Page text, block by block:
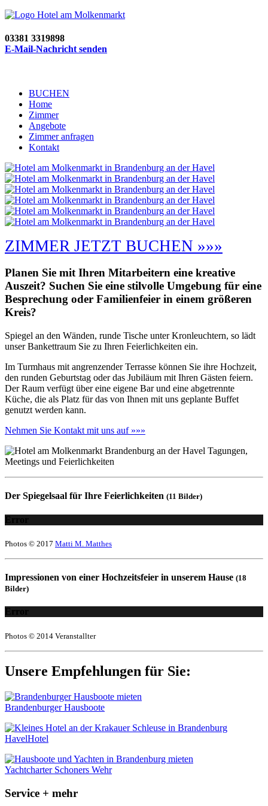
03381 3319898
E-Mail-Nachricht senden
BUCHEN
Home
Zimmer
Angebote
Zimmer anfragen
Kontakt
ZIMMER JETZT BUCHEN »»»
Planen Sie mit Ihren Mitarbeitern eine kreative
Auszeit? Suchen Sie eine stilvolle Umgebung für eine
Besprechung oder Familienfeier in einem größeren
Kreis?
Spiegel an den Wänden, runde Tische unter Kronleuchtern, so lädt
unser Bankettraum Sie zu Ihren Feierlichkeiten ein.
Im Turmhaus mit angrenzender Terrasse können Sie ihre Hochzeit,
den runden Geburtstag oder das Jubiläum mit Ihren Gästen feiern.
Der Raum verfügt über eine eigene Bar und eine abgetrennte
Küche, die als Platz für das von Ihnen mit uns geplante Buffet
genutzt werden kann.
Nehmen Sie Kontakt mit uns auf »»»
Der Spiegelsaal für Ihre Feierlichkeiten (11 Bilder)
Error
Photos © 2017 Matti M. Matthes
Impressionen von einer Hochzeitsfeier in unserem Hause (18
Bilder)
Error
Photos © 2014 Veranstallter
Unsere Empfehlungen für Sie:
Brandenburger Hausboote
HavelHotel
Yachtcharter Schoners Wehr
Service + mehr